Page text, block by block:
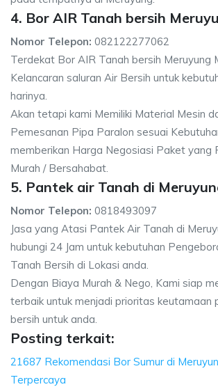
4. Bor AIR Tanah bersih
Nomor Telepon: 082122277062
Terdekat Bor AIR Tanah bersih Meruyung
Kelancaran saluran Air Bersih untuk
harinya.
Akan tetapi kami Memiliki Material Mesin
Pemesanan Pipa Paralon sesuai
memberikan Harga Negosiasi Paket yang
Murah / Bersahabat.
5. Pantek air Tanah di
Nomor Telepon: 0818493097
Jasa yang Atasi Pantek Air Tanah di
hubungi 24 Jam untuk kebutuhan
Tanah Bersih di Lokasi anda.
Dengan Biaya Murah & Nego, Kami siap
terbaik untuk menjadi prioritas keutamaan
bersih untuk anda.
Posting terkait:
21687 Rekomendasi Bor Sumur di
Terpercaya